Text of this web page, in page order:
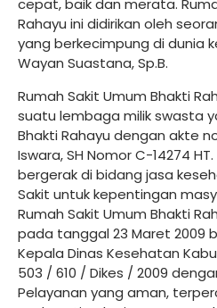
cepat, baik dan merata.
Rahayu ini didirikan oleh
yang berkecimpung di dunia
Wayan Suastana, Sp.B.
Rumah Sakit Umum Bhakti
suatu lembaga milik swasta
Bhakti Rahayu dengan akte
Iswara, SH Nomor C-14274 HT.
bergerak di bidang jasa
Sakit untuk kepentingan
Rumah Sakit Umum Bhakti
pada tanggal 23 Maret 2009
Kepala Dinas Kesehatan
503 / 610 / Dikes / 2009
Pelayanan yang aman,